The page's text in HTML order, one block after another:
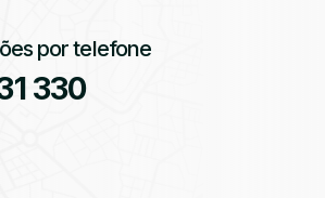
por telefone
330